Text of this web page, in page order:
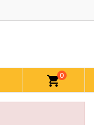
shopping_cart0